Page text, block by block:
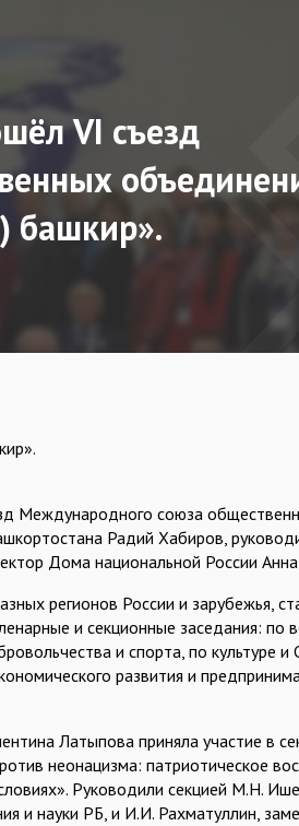
VI съезд
башкир».
Международного союза
Радий Хабиров,
Дома национальной России
регионов России и зарубежья,
и секционные заседания: по
и спорта, по культуре
развития и
Латыпова приняла участие в
неонацизма: патриотическое
Руководили секцией М.Н.
и науки РБ, и И.И. Рахматуллин,